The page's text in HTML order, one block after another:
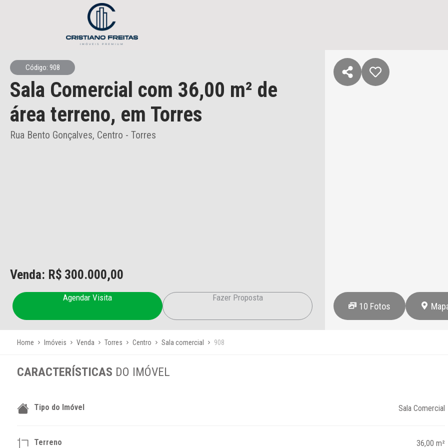
Código: 908
Sala Comercial com 36,00 m² de
área terreno, em Torres
Rua Bento Gonçalves, Centro - Torres
Venda: R$ 300.000,00
Agendar Visita Fazer Proposta
10 Fotos
Home Imóveis Venda Torres Centro Sala comercial 908
CARACTERÍSTICAS DO IMÓVEL
Tipo do Imóvel Sala Comercial
Terreno 36,00 m²